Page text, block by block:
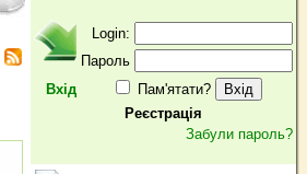
Вхід
Login:
Пароль
Пам'ятати?
Реєстрація
Забули пароль?